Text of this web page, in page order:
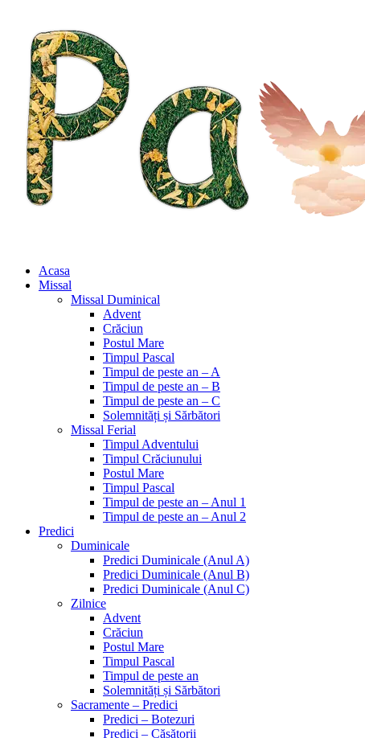
Acasa
Missal
Missal Duminical
Advent
Crăciun
Postul Mare
Timpul Pascal
Timpul de peste an – A
Timpul de peste an – B
Timpul de peste an – C
Solemnități și Sărbători
Missal Ferial
Timpul Adventului
Timpul Crăciunului
Postul Mare
Timpul Pascal
Timpul de peste an – Anul 1
Timpul de peste an – Anul 2
Predici
Duminicale
Predici Duminicale (Anul A)
Predici Duminicale (Anul B)
Predici Duminicale (Anul C)
Zilnice
Advent
Crăciun
Postul Mare
Timpul Pascal
Timpul de peste an
Solemnități și Sărbători
Sacramente – Predici
Predici – Botezuri
Predici – Căsătorii